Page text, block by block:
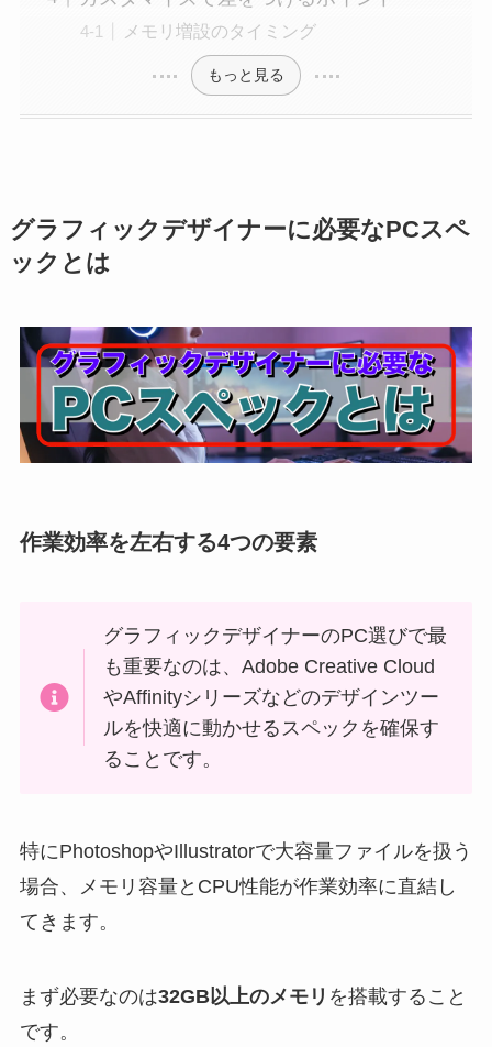
メモリ増設のタイミング
もっと見る
グラフィックデザイナーに必要なPCスペ
ックとは
作業効率を左右する4つの要素
グラフィックデザイナーのPC選びで最
も重要なのは、Adobe Creative Cloud
やAffinityシリーズなどのデザインツー
ルを快適に動かせるスペックを確保す
ることです。
特にPhotoshopやIllustratorで大容量ファイルを扱う
場合、メモリ容量とCPU性能が作業効率に直結し
てきます。
まず必要なのは32GB以上のメモリ を搭載すること
です。